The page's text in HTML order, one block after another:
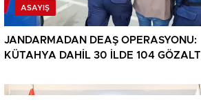
ASAYIŞ
JANDARMADAN DEAŞ OPERASYONU:
KÜTAHYA DAHİL 30 İLDE 104 GÖZALTI